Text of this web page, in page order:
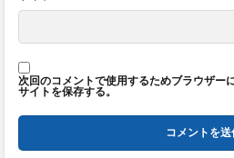
次回のコメントで使用するためブラウザー
サイトを保存する。